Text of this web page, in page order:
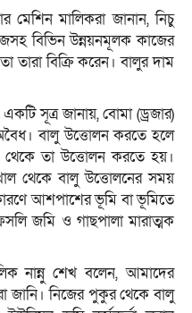
মেশিন মালিকরা জানান, নিচু
বিভিন উন্নয়নমূলক কাজের
তারা বিক্রি করেন। বালুর দাম
সূত্র জানায়, বোমা (ড্রজার)
বালু উত্তোলন করতে হলে
থেকে তা উত্তোলন করতে হয়।
থেকে বালু উত্তোলনের সময়
আশপাশের ভূমি বা ভূমিতে
ফসলি জমি ও গাছপালা মারাত্মক
নান্নু শেখ বলেন, আমাদের
জানি। নিজের পুকুর থেকে বালু